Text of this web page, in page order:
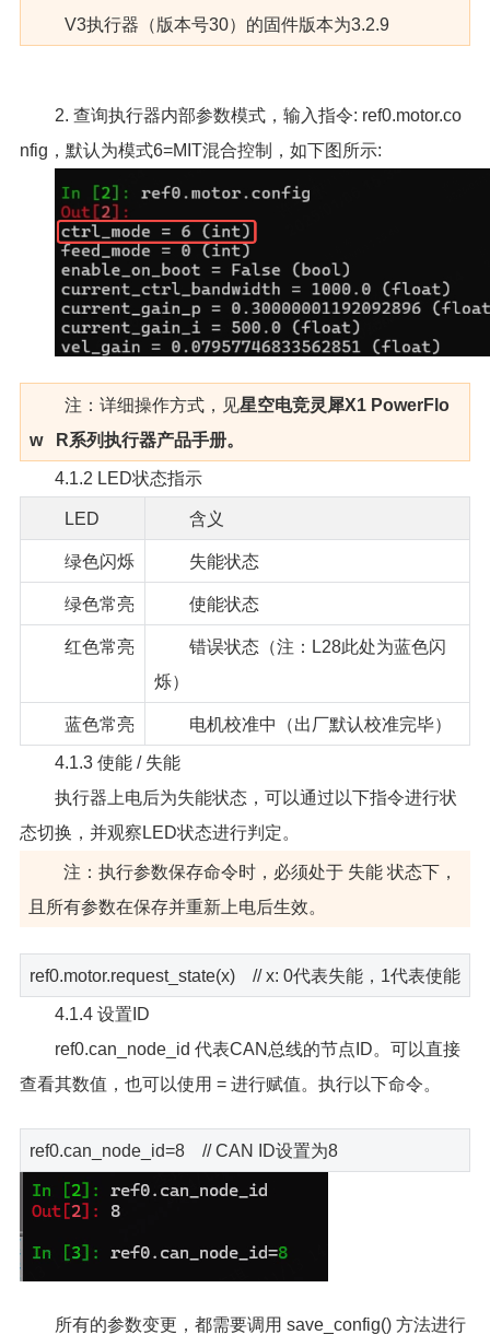
V3执行器（版本号30）的固件版本为3.2.9
2. 查询执行器内部参数模式，输入指令: ref0.motor.co
nfig，默认为模式6=MIT混合控制，如下图所示:
注：详细操作方式，见星空电竞灵犀X1 PowerFlo
w R系列执行器产品手册。
4.1.2 LED状态指示
LED 含义
绿色闪烁 失能状态
绿色常亮 使能状态
红色常亮
错误状态（注：L28此处为蓝色闪
烁）
蓝色常亮 电机校准中（出厂默认校准完毕）
4.1.3 使能 / 失能
执行器上电后为失能状态，可以通过以下指令进行状
态切换，并观察LED状态进行判定。
注：执行参数保存命令时，必须处于 失能 状态下，
且所有参数在保存并重新上电后生效。
ref0.motor.request_state(x) // x: 0代表失能，1代表使能
4.1.4 设置ID
ref0.can_node_id 代表CAN总线的节点ID。可以直接
查看其数值，也可以使用 = 进行赋值。执行以下命令。
ref0.can_node_id=8 // CAN ID设置为8
所有的参数变更，都需要调用 save_config() 方法进行